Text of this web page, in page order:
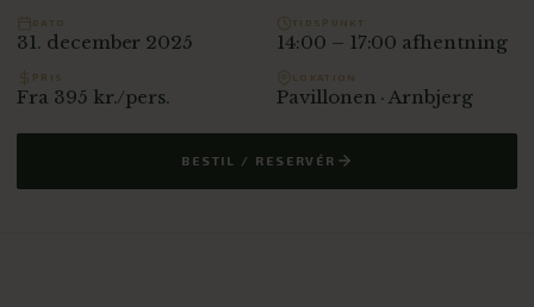
DATO
31. december 2025
TIDSPUNKT
14:00 – 17:00 afhentning
PRIS
Fra 395 kr./pers.
LOKATION
Pavillonen · Arnbjerg
BESTIL / RESERVÉR